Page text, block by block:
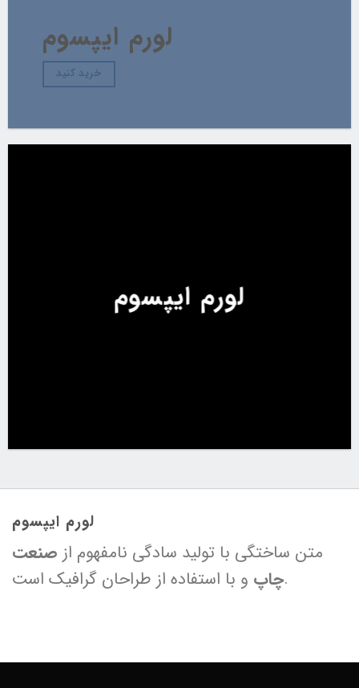
لورم ایپسوم
خرید کنید
لورم ایپسوم
لورم ایپسوم
متن ساختگی با تولید سادگی نامفهوم از صنعت
چاپو با استفاده از طراحان گرافیک است.